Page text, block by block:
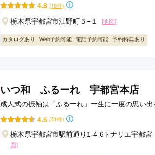
4.8 (15件)
栃木県宇都宮市江野町５−１
[地図]
カタログあり Web予約可能 電話予約可能 予約特典あり
いつ和 ふるーれ 宇都宮本店
成人式の振袖は「ふるーれ」一生に一度の思い
4.6 (51件)
栃木県宇都宮市駅前通り1-4-6トナリエ宇都
図]